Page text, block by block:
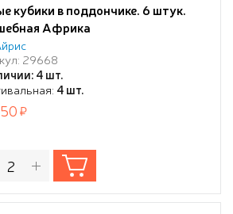
кубики в поддончике. 6 штук.
Африка
29668
4 шт.
4 шт.